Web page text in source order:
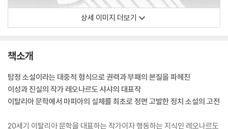
상세 이미지 더보기
책소개
탐정 소설이라는 대중적 형식으로 권력과 부패의 본질을 파헤친
이성과 진실의 작가 레오나르도 샤샤의 대표작
이탈리아 문학에서 마피아의 실체를 최초로 정면 고발한 정치 소설의 고전
20세기 이탈리아 문학을 대표하는 작가이자 행동하는 지식인 레오나르도